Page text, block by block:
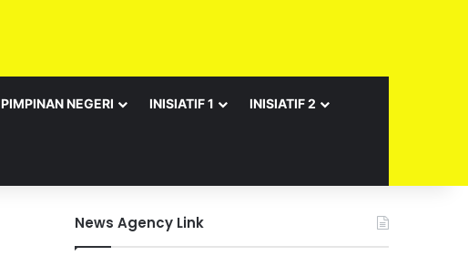
PIMPINAN NEGERI INISIATIF 1 INISIATIF 2
News Agency Link